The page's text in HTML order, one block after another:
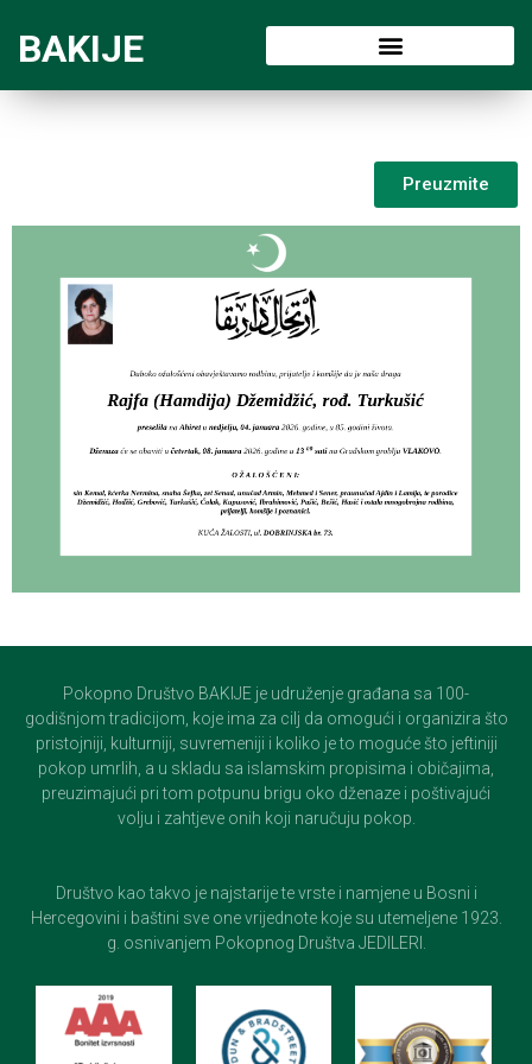
BAKIJE
Preuzmite
Pokopno Društvo BAKIJE je udruženje građana sa 100-
godišnjom tradicijom, koje ima za cilj da omogući i organizira što
pristojniji, kulturniji, suvremeniji i koliko je to moguće što jeftiniji
pokop umrlih, a u skladu sa islamskim propisima i običajima,
preuzimajući pri tom potpunu brigu oko dženaze i poštivajući
volju i zahtjeve onih koji naručuju pokop.
Društvo kao takvo je najstarije te vrste i namjene u Bosni i
Hercegovini i baštini sve one vrijednote koje su utemeljene 1923.
g. osnivanjem Pokopnog Društva JEDILERI.